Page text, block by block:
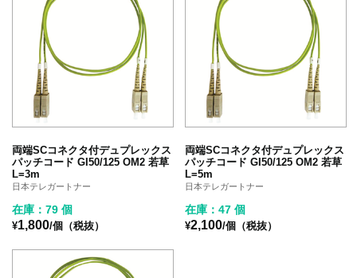
両端SCコネクタ付デュプレックス
パッチコード GI50/125 OM2 若草
L=3m
日本テレガートナー
在庫：79 個
¥1,800/個（税抜）
両端SCコネクタ付デュプレックス
パッチコード GI50/125 OM2 若草
L=5m
日本テレガートナー
在庫：47 個
¥2,100/個（税抜）